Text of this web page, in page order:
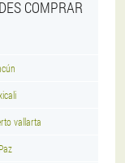
COMPRAR
vallarta